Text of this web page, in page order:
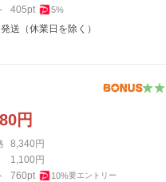
405pt 5%
送（休業日を除く）
円
8,340円
1,100円
760pt 10%要エントリー